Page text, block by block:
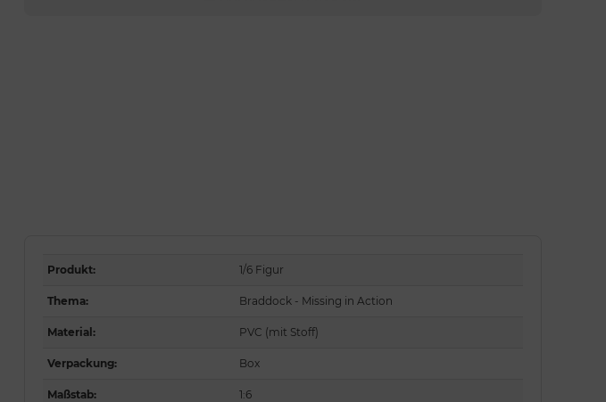
Produkt: 1/6 Figur
Thema: Braddock - Missing in Action
Material: PVC (mit Stoff)
Verpackung: Box
Maßstab: 1:6